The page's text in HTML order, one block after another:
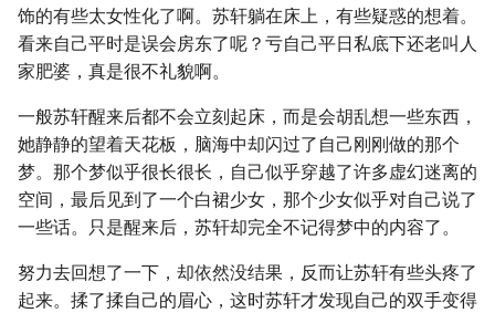
饰的有些太女性化了啊。苏轩躺在床上，有些疑惑的想着。
看来自己平时是误会房东了呢？亏自己平日私底下还老叫人
家肥婆，真是很不礼貌啊。
一般苏轩醒来后都不会立刻起床，而是会胡乱想一些东西，
她静静的望着天花板，脑海中却闪过了自己刚刚做的那个
梦。那个梦似乎很长很长，自己似乎穿越了许多虚幻迷离的
空间，最后见到了一个白裙少女，那个少女似乎对自己说了
一些话。只是醒来后，苏轩却完全不记得梦中的内容了。
努力去回想了一下，却依然没结果，反而让苏轩有些头疼了
起来。揉了揉自己的眉心，这时苏轩才发现自己的双手变得